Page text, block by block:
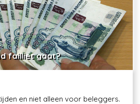
failliet gaat?
en niet alleen voor beleggers.